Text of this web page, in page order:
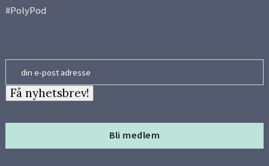
#PolyPod
Bli medlem
Få nyhetsbrev!